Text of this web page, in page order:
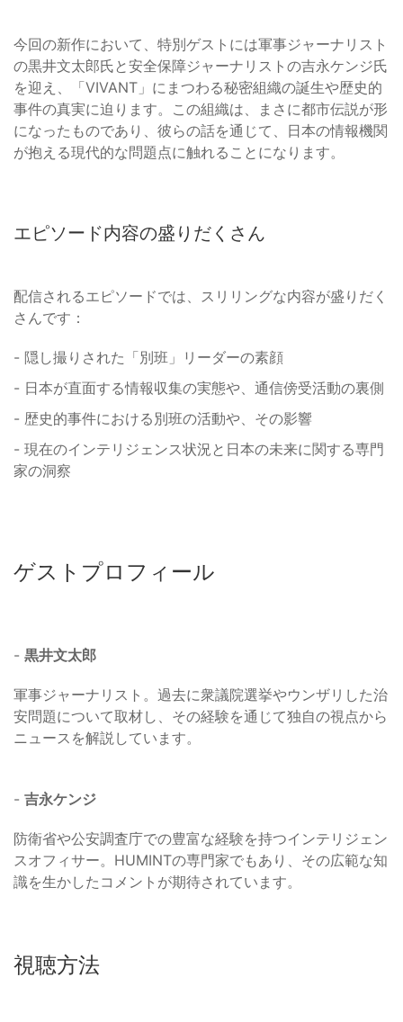
今回の新作において、特別ゲストには軍事ジャーナリスト
の黒井文太郎氏と安全保障ジャーナリストの吉永ケンジ氏
を迎え、「VIVANT」にまつわる秘密組織の誕生や歴史的
事件の真実に迫ります。この組織は、まさに都市伝説が形
になったものであり、彼らの話を通じて、日本の情報機関
が抱える現代的な問題点に触れることになります。
エピソード内容の盛りだくさん
配信されるエピソードでは、スリリングな内容が盛りだく
さんです：
- 隠し撮りされた「別班」リーダーの素顔
- 日本が直面する情報収集の実態や、通信傍受活動の裏側
- 歴史的事件における別班の活動や、その影響
- 現在のインテリジェンス状況と日本の未来に関する専門
家の洞察
ゲストプロフィール
- 黒井文太郎
軍事ジャーナリスト。過去に衆議院選挙やウンザリした治
安問題について取材し、その経験を通じて独自の視点から
ニュースを解説しています。
- 吉永ケンジ
防衛省や公安調査庁での豊富な経験を持つインテリジェン
スオフィサー。HUMINTの専門家でもあり、その広範な知
識を生かしたコメントが期待されています。
視聴方法